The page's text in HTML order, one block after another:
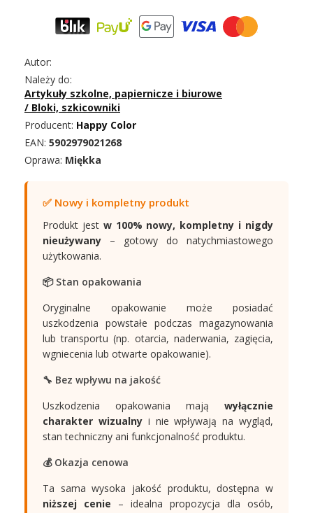
Autor:
Należy do:
Artykuły szkolne, papiernicze i biurowe
/ Bloki, szkicowniki
Producent: Happy Color
EAN: 5902979021268
Oprawa: Miękka
✅ Nowy i kompletny produkt
Produkt jest w 100% nowy, kompletny i nigdy
nieużywany – gotowy do natychmiastowego
użytkowania.
📦 Stan opakowania
Oryginalne opakowanie może posiadać
uszkodzenia powstałe podczas magazynowania
lub transportu (np. otarcia, naderwania, zagięcia,
wgniecenia lub otwarte opakowanie).
🔧 Bez wpływu na jakość
Uszkodzenia opakowania mają wyłącznie
charakter wizualnyi nie wpływają na wygląd,
stan techniczny ani funkcjonalność produktu.
💰 Okazja cenowa
Ta sama wysoka jakość produktu, dostępna w
niższej cenie – idealna propozycja dla osób,